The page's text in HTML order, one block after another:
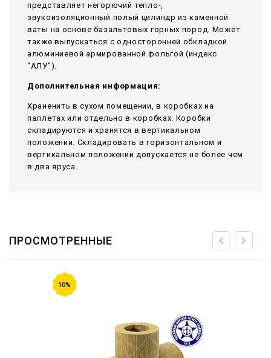
представляет негорючий тепло-,
звукоизоляционный полый цилиндр из каменной
ваты на основе базальтовых горных пород. Может
также выпускаться с односторонней обкладкой
алюминиевой армированной фольгой (индекс
“АЛУ”).
Дополнительная информация:
Храненить в сухом помещении, в коробках на
паллетах или отдельно в коробках. Коробки
складируются и хранятся в вертикальном
положении. Складировать в горизонтальном и
вертикальном положении допускается не более чем
в два яруса.
ПРОСМОТРЕННЫЕ
10%